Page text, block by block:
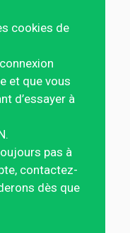
cookies de
et que vous
d’essayer à
pas à
contactez-
dès que